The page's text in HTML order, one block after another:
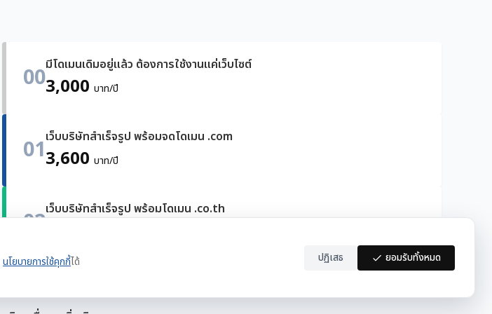
00มีโดเมนเดิมอยู่แล้ว ต้องการใช้งานแค่เว็บไซต์
3,000 บาท/ปี
01เว็บบริษัทสำเร็จรูป พร้อมจดโดเมน .com
3,600 บาท/ปี
02เว็บบริษัทสำเร็จรูป พร้อมโดเมน .co.th
นโยบายการใช้คุกกี้ได้ ปฏิเสธ ยอมรับทั้งหมด